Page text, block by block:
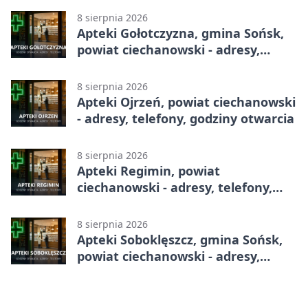
8 sierpnia 2026
Apteki Gołotczyzna, gmina Sońsk,
powiat ciechanowski - adresy,
8 sierpnia 2026
Apteki Ojrzeń, powiat ciechanowski
- adresy, telefony, godziny otwarcia
8 sierpnia 2026
Apteki Regimin, powiat
ciechanowski - adresy, telefony,
8 sierpnia 2026
Apteki Soboklęszcz, gmina Sońsk,
powiat ciechanowski - adresy,